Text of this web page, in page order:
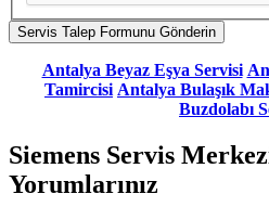
Antalya Beyaz Eşya Servisi
Tamircisi Antalya Bulaşık
Buzdolabı
Siemens Servis
Yorumlarınız